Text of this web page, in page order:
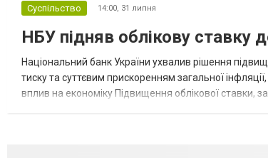
Суспільство 14:00, 31 липня
НБУ підняв облікову ставку
Національний банк України ухвалив рішення
тиску та суттєвим прискоренням загальної
вплив на економіку Підвищення облікової ставки,